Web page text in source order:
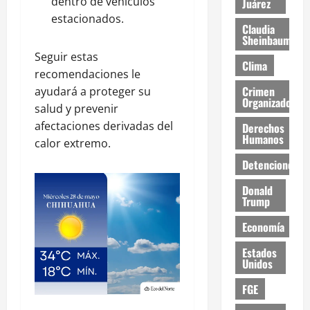
estacionados.
Seguir estas
recomendaciones le
ayudará a proteger su
salud y prevenir
afectaciones derivadas del
calor extremo.
Juárez
Claudia
Sheinbaum
Clima
Crimen
Organizado
Derechos
Humanos
Detenciones
Donald
Trump
Economía
Estados
Unidos
FGE